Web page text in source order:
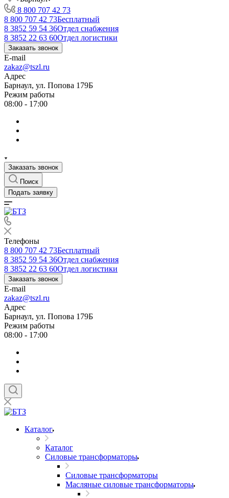
8 800 707 42 73
8 800 707 42 73Бесплатный
8 3852 59 54 36Отдел снабжения
8 3852 22 63 60Отдел логистики
Заказать звонок
E-mail
zakaz@tszl.ru
Адрес
Барнаул, ул. Попова 179Б
Режим работы
08:00 - 17:00
Заказать звонок
Поиск
Подать заявку
Телефоны
8 800 707 42 73Бесплатный
8 3852 59 54 36Отдел снабжения
8 3852 22 63 60Отдел логистики
Заказать звонок
E-mail
zakaz@tszl.ru
Адрес
Барнаул, ул. Попова 179Б
Режим работы
08:00 - 17:00
Каталог
Каталог
Силовые трансформаторы
Силовые трансформаторы
Масляные силовые трансформаторы